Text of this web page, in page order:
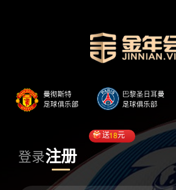
登录注册
送18元